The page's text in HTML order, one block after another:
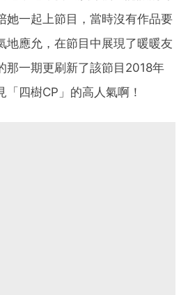
她一起上節目，當時沒有作品要
地應允，在節目中展現了暖暖友
那一期更刷新了該節目2018年
四樹CP」的高人氣啊！